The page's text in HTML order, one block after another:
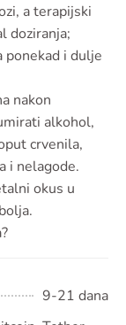
a terapijski
doziranja;
ponekad i dulje
nakon
alkohol,
crvenila,
i nelagode.
okus u
9-21 dana